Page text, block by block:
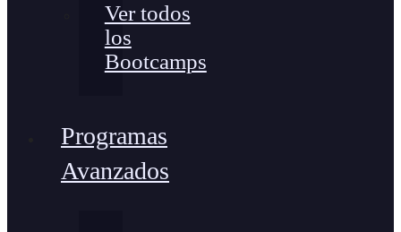
Ver todos
los
Bootcamps
Programas
Avanzados